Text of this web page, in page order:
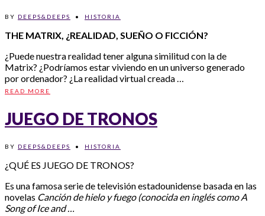
BY DEEPS&DEEPS • HISTORIA
THE MATRIX, ¿REALIDAD, SUEÑO O FICCIÓN?
¿Puede nuestra realidad tener alguna similitud con la de
Matrix? ¿Podríamos estar viviendo en un universo generado
por ordenador? ¿La realidad virtual creada …
READ MORE
JUEGO DE TRONOS
BY DEEPS&DEEPS • HISTORIA
¿QUÉ ES JUEGO DE TRONOS?
Es una famosa serie de televisión estadounidense basada en las
novelas Canción de hielo y fuego (conocida en inglés como A
Song of Ice and …